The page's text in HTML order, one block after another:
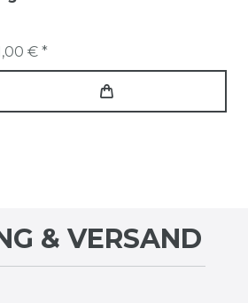
€ *
& VERSAND